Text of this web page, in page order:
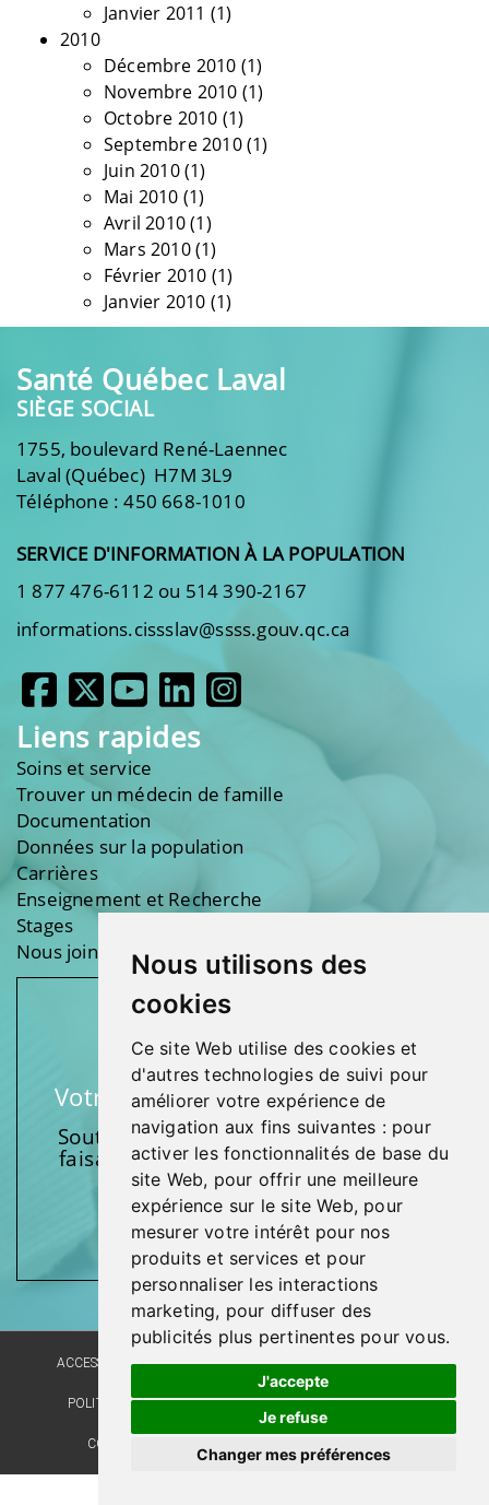
Nous utilisons des
cookies
Ce site Web utilise des cookies et
d'autres technologies de suivi pour
améliorer votre expérience de
navigation aux fins suivantes : pour
activer les fonctionnalités de base du
site Web, pour offrir une meilleure
expérience sur le site Web, pour
mesurer votre intérêt pour nos
produits et services et pour
personnaliser les interactions
marketing, pour diffuser des
publicités plus pertinentes pour vous.
J'accepte
Je refuse
Changer mes préférences
Janvier 2011 (1)
2010
Décembre 2010 (1)
Novembre 2010 (1)
Octobre 2010 (1)
Septembre 2010(1)
Juin 2010(1)
Mai 2010 (1)
Avril 2010(1)
Mars 2010(1)
Février 2010 (1)
Janvier 2010 (1)
Santé Québec Laval
SIÈGE SOCIAL
1755, boulevard René-Laennec
Laval (Québec) H7M 3L9
Téléphone : 450 668-1010
SERVICE D'INFORMATION À LA POPULATION
1 877 476-6112 ou 514 390-2167
informations.cissslav@ssss.gouv.qc.ca
Liens rapides
Soins et service
Trouver un médecin de famille
Documentation
Données sur la population
Carrières
Enseignement et Recherche
Stages
Nous joindre
Votre soutien fait une différence
Soutenez l’une de nos fondations en
faisant un don et en participant aux
activités.
Donnez généreusement!
ACCESSIBILITÉ PLAN DU SITE POLITIQUE LINGUISTIQUE
POLITIQUE DE CONFIDENTIALITÉ RÉALISATION DU SITE
COMMENTAIRES, SUGGESTIONS, REMERCIEMENTS